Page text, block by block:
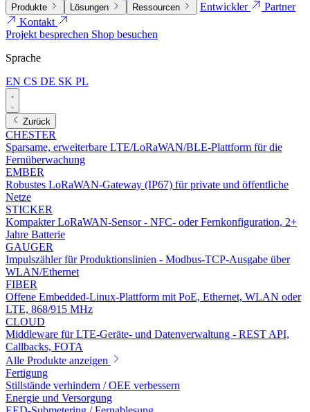
Produkte Lösungen Ressourcen Entwickler
Partner
Kontakt
Projekt besprechen Shop besuchen
Sprache
EN CS DE SK PL
Zurück
CHESTER
Sparsame, erweiterbare LTE/LoRaWAN/BLE-Plattform für die
Fernüberwachung
EMBER
Robustes LoRaWAN-Gateway (IP67) für private und öffentliche
Netze
STICKER
Kompakter LoRaWAN-Sensor - NFC- oder Fernkonfiguration, 2+
Jahre Batterie
GAUGER
Impulszähler für Produktionslinien - Modbus-TCP-Ausgabe über
WLAN/Ethernet
FIBER
Offene Embedded-Linux-Plattform mit PoE, Ethernet, WLAN oder
LTE, 868/915 MHz
CLOUD
Middleware für LTE-Geräte- und Datenverwaltung - REST API,
Callbacks, FOTA
Alle Produkte anzeigen
Fertigung
Stillstände verhindern / OEE verbessern
Energie und Versorgung